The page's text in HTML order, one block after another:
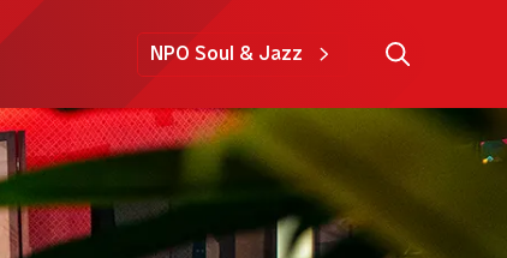
NPO Soul & Jazz